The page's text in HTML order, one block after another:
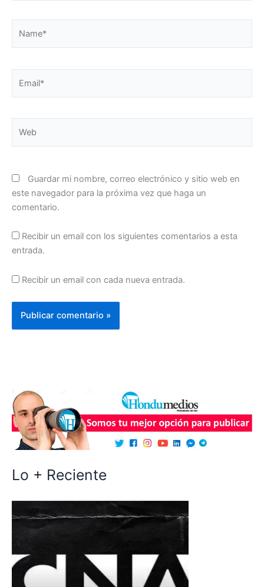
Guardar mi nombre, correo electrónico y sitio web en
este navegador para la próxima vez que haga un
comentario.
Recibir un email con los siguientes comentarios a esta
entrada.
Recibir un email con cada nueva entrada.
Lo + Reciente